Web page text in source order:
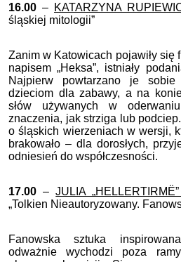
16.00 – KATARZYNA
śląskiej mitologii”
Zanim w Katowicach pojawiły się
napisem „Heksa”, istniały
Najpierw powtarzano je
dzieciom dla zabawy, a na
słów używanych w
znaczenia, jak strziga lub
o śląskich wierzeniach w wersji,
brakowało – dla dorosłych,
odniesień do współczesności.
17.00 –JULIA
„Tolkien Nieautoryzowany.
Fanowska sztuka
odważnie wychodzi poza